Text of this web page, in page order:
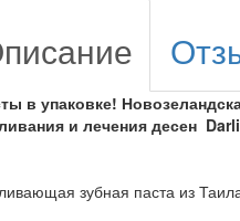
в упаковке!
и лечения десен
зубная паста из